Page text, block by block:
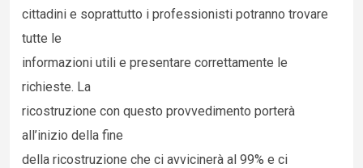
cittadini e soprattutto i professionisti potranno trovare
tutte le
informazioni utili e presentare correttamente le
richieste. La
ricostruzione con questo provvedimento porterà
all’inizio della fine
della ricostruzione che ci avvicinerà al 99% e ci